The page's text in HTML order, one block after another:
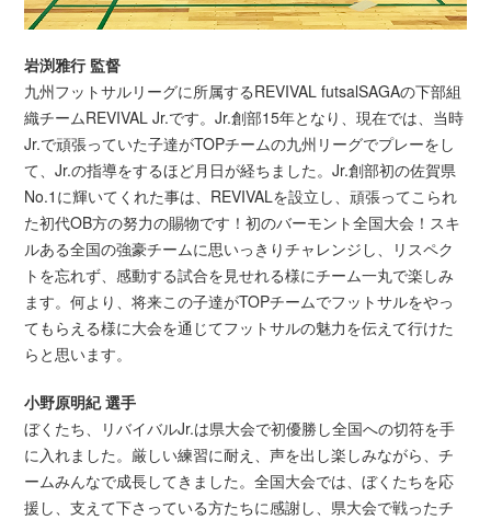
岩渕雅行 監督
九州フットサルリーグに所属するREVIVAL futsalSAGAの下部組
織チームREVIVAL Jr.です。Jr.創部15年となり、現在では、当時
Jr.で頑張っていた子達がTOPチームの九州リーグでプレーをし
て、Jr.の指導をするほど月日が経ちました。Jr.創部初の佐賀県
No.1に輝いてくれた事は、REVIVALを設立し、頑張ってこられ
た初代OB方の努力の賜物です！初のバーモント全国大会！スキ
ルある全国の強豪チームに思いっきりチャレンジし、リスペク
トを忘れず、感動する試合を見せれる様にチーム一丸で楽しみ
ます。何より、将来この子達がTOPチームでフットサルをやっ
てもらえる様に大会を通じてフットサルの魅力を伝えて行けた
らと思います。
小野原明紀 選手
ぼくたち、リバイバルJr.は県大会で初優勝し全国への切符を手
に入れました。厳しい練習に耐え、声を出し楽しみながら、チ
ームみんなで成長してきました。全国大会では、ぼくたちを応
援し、支えて下さっている方たちに感謝し、県大会で戦ったチ